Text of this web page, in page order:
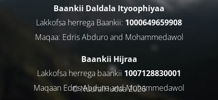
Baankii Daldala Ityoophiyaa
Lakkofsa herrega Baankii: 1000649659908
Maqaa: Edris Abduro and Mohammedawol
Baankii Hijraa
Lakkofsa herrega baankii 1007128830001
Maqaan Edris Abduro and Muhammedawol
© NuuralHudaa 2026